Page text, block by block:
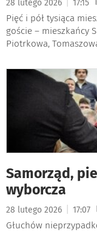
28 lutego 2026 17:15
Pięć i pół tysiąca
goście – mieszkańcy
Piotrkowa,
Samorząd,
wyborcza
28 lutego 2026 17:07
Głuchów